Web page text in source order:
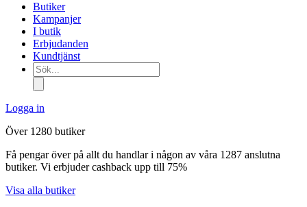
Butiker
Kampanjer
I butik
Erbjudanden
Kundtjänst
Sök...
Logga in
Över 1280 butiker
Få pengar över på allt du handlar i någon av våra 1287 anslutna
butiker. Vi erbjuder cashback upp till 75%
Visa alla butiker